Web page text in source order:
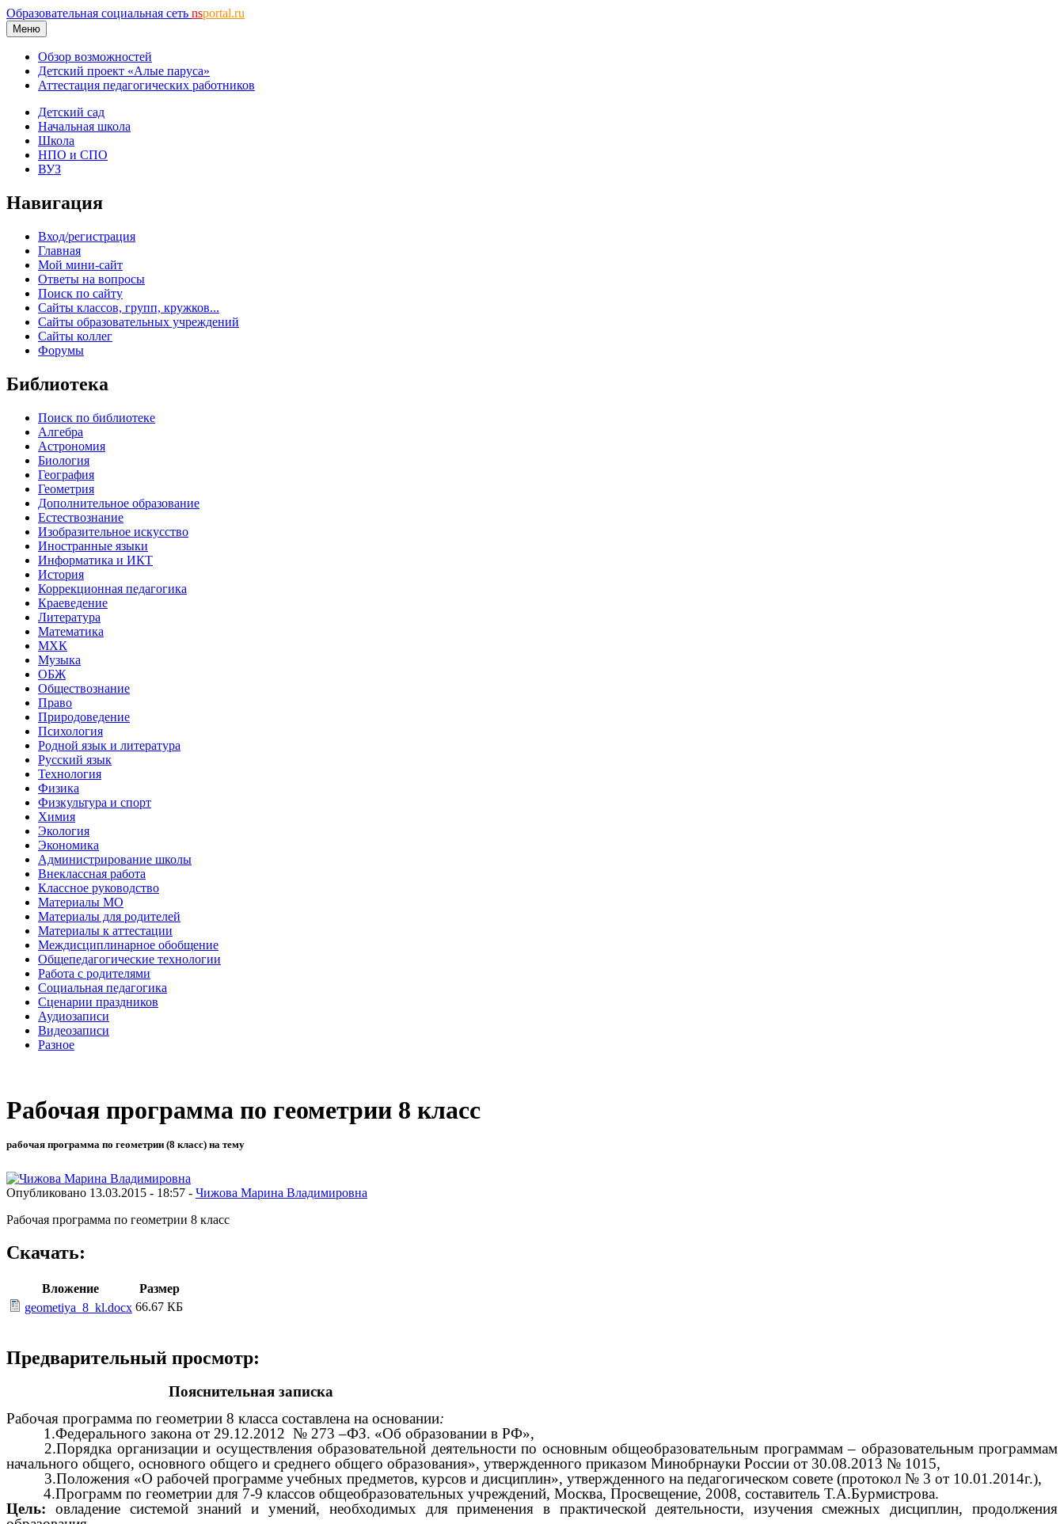
Образовательная социальная сеть nsportal.ru
Меню
Обзор возможностей
Детский проект «Алые паруса»
Аттестация педагогических работников
Детский сад
Начальная школа
Школа
НПО и СПО
ВУЗ
Навигация
Вход/регистрация
Главная
Мой мини-сайт
Ответы на вопросы
Поиск по сайту
Сайты классов, групп, кружков...
Сайты образовательных учреждений
Сайты коллег
Форумы
Библиотека
Поиск по библиотеке
Алгебра
Астрономия
Биология
География
Геометрия
Дополнительное образование
Естествознание
Изобразительное искусство
Иностранные языки
Информатика и ИКТ
История
Коррекционная педагогика
Краеведение
Литература
Математика
МХК
Музыка
ОБЖ
Обществознание
Право
Природоведение
Психология
Родной язык и литература
Русский язык
Технология
Физика
Физкультура и спорт
Химия
Экология
Экономика
Администрирование школы
Внеклассная работа
Классное руководство
Материалы МО
Материалы для родителей
Материалы к аттестации
Междисциплинарное обобщение
Общепедагогические технологии
Работа с родителями
Социальная педагогика
Сценарии праздников
Аудиозаписи
Видеозаписи
Разное
Рабочая программа по геометрии 8 класс
рабочая программа по геометрии (8 класс) на тему
Опубликовано 13.03.2015 - 18:57 - Чижова Марина Владимировна
Рабочая программа по геометрии 8 класс
Скачать:
Вложение
Размер
geometiya_8_kl.docx 66.67 КБ
Предварительный просмотр:
Пояснительная записка
Рабочая программа по геометрии 8 класса составлена на основании:
1.Федерального закона от 29.12.2012 № 273 –ФЗ. «Об образовании в РФ»,
2.Порядка организации и осуществления образовательной деятельности по основным общеобразовательным программам – образовательным программам
начального общего, основного общего и среднего общего образования», утвержденного приказом Минобрнауки России от 30.08.2013 № 1015,
3.Положения «О рабочей программе учебных предметов, курсов и дисциплин», утвержденного на педагогическом совете (протокол № 3 от 10.01.2014г.),
4.Программ по геометрии для 7-9 классов общеобразовательных учреждений, Москва, Просвещение, 2008, составитель Т.А.Бурмистрова.
Цель: овладение системой знаний и умений, необходимых для применения в практической деятельности, изучения смежных дисциплин, продолжения